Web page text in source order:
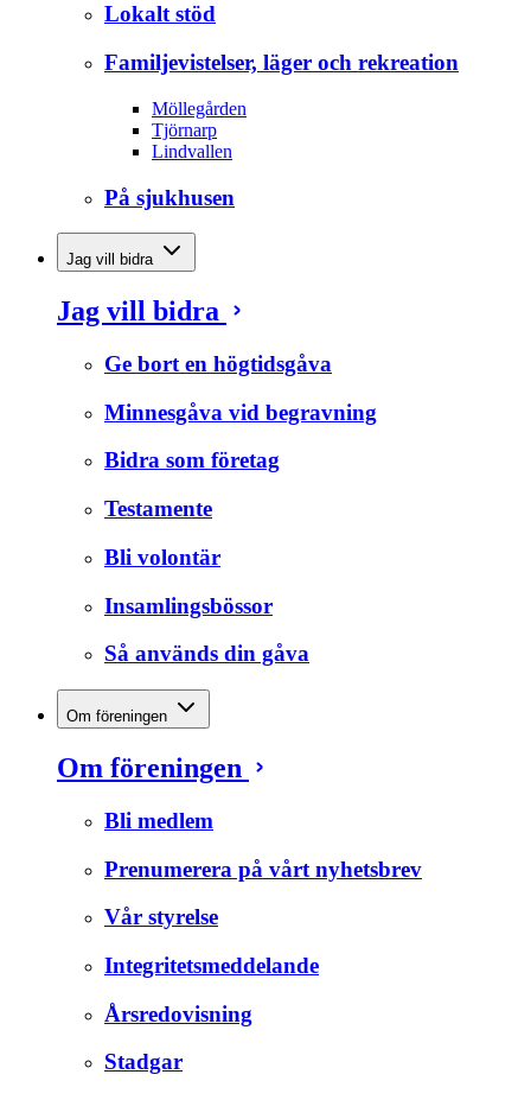
Lokalt stöd
Familjevistelser, läger och rekreation
Möllegården
Tjörnarp
Lindvallen
På sjukhusen
Jag vill bidra
Jag vill bidra
Ge bort en högtidsgåva
Minnesgåva vid begravning
Bidra som företag
Testamente
Bli volontär
Insamlingsbössor
Så används din gåva
Om föreningen
Om föreningen
Bli medlem
Prenumerera på vårt nyhetsbrev
Vår styrelse
Integritetsmeddelande
Årsredovisning
Stadgar